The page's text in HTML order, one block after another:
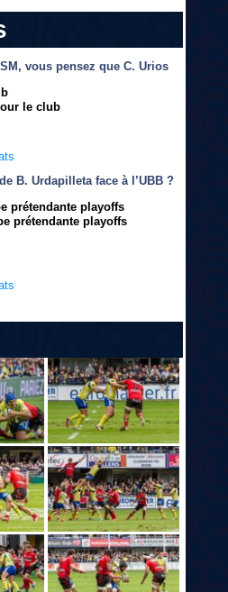
vous pensez que C. Urios
le club
B. Urdapilleta face à l’UBB ?
prétendante playoffs
prétendante playoffs